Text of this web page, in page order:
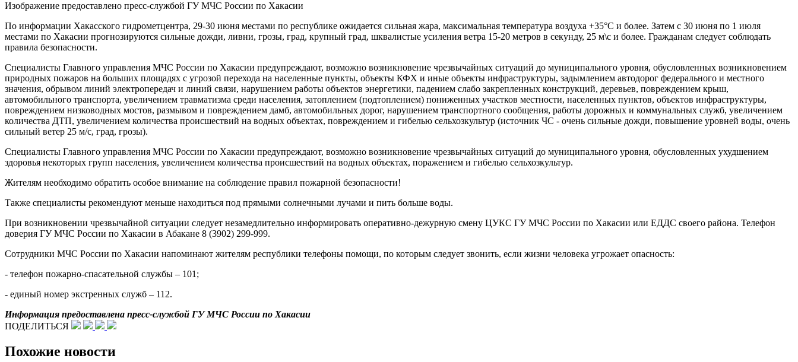
Изображение предоставлено пресс-службой ГУ МЧС России по Хакасии
По информации Хакасского гидрометцентра, 29-30 июня местами по республике ожидается сильная жара, максимальная температура воздуха +35°С и более. Затем с 30 июня по 1 июля
местами по Хакасии прогнозируются сильные дожди, ливни, грозы, град, крупный град, шквалистые усиления ветра 15-20 метров в секунду, 25 м\с и более. Гражданам следует соблюдать
правила безопасности.
Специалисты Главного управления МЧС России по Хакасии предупреждают, возможно возникновение чрезвычайных ситуаций до муниципального уровня, обусловленных возникновением
природных пожаров на больших площадях с угрозой перехода на населенные пункты, объекты КФХ и иные объекты инфраструктуры, задымлением автодорог федерального и местного
значения, обрывом линий электропередач и линий связи, нарушением работы объектов энергетики, падением слабо закрепленных конструкций, деревьев, повреждением крыш,
автомобильного транспорта, увеличением травматизма среди населения, затоплением (подтоплением) пониженных участков местности, населенных пунктов, объектов инфраструктуры,
повреждением низководных мостов, размывом и повреждением дамб, автомобильных дорог, нарушением транспортного сообщения, работы дорожных и коммунальных служб, увеличением
количества ДТП, увеличением количества происшествий на водных объектах, повреждением и гибелью сельхозкультур (источник ЧС - очень сильные дожди, повышение уровней воды, очень
сильный ветер 25 м/с, град, грозы).
Специалисты Главного управления МЧС России по Хакасии предупреждают, возможно возникновение чрезвычайных ситуаций до муниципального уровня, обусловленных ухудшением
здоровья некоторых групп населения, увеличением количества происшествий на водных объектах, поражением и гибелью сельхозкультур.
Жителям необходимо обратить особое внимание на соблюдение правил пожарной безопасности!
Также специалисты рекомендуют меньше находиться под прямыми солнечными лучами и пить больше воды.
При возникновении чрезвычайной ситуации следует незамедлительно информировать оперативно-дежурную смену ЦУКС ГУ МЧС России по Хакасии или ЕДДС своего района. Телефон
доверия ГУ МЧС России по Хакасии в Абакане 8 (3902) 299-999.
Сотрудники МЧС России по Хакасии напоминают жителям республики телефоны помощи, по которым следует звонить, если жизни человека угрожает опасность:
- телефон пожарно-спасательной службы – 101;
- единый номер экстренных служб – 112.
Информация предоставлена пресс-службой ГУ МЧС России по Хакасии
ПОДЕЛИТЬСЯ
Похожие новости